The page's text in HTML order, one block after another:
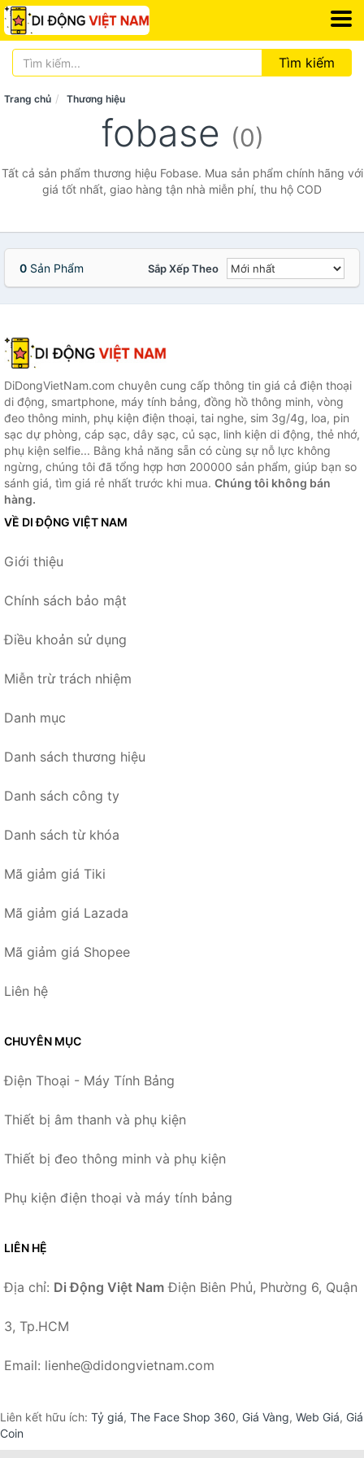
Tìm kiếm
Trang chủ Thương hiệu
fobase (0)
Tất cả sản phẩm thương hiệu Fobase. Mua sản phẩm chính hãng với
giá tốt nhất, giao hàng tận nhà miễn phí, thu hộ COD
0 Sản Phẩm Sắp Xếp Theo
DiDongVietNam.com chuyên cung cấp thông tin giá cả điện thoại
di động, smartphone, máy tính bảng, đồng hồ thông minh, vòng
đeo thông minh, phụ kiện điện thoại, tai nghe, sim 3g/4g, loa, pin
sạc dự phòng, cáp sạc, dây sạc, củ sạc, linh kiện di động, thẻ nhớ,
phụ kiện selfie... Bằng khả năng sẵn có cùng sự nỗ lực không
ngừng, chúng tôi đã tổng hợp hơn 200000 sản phẩm, giúp bạn so
sánh giá, tìm giá rẻ nhất trước khi mua. Chúng tôi không bán
hàng.
VỀ DI ĐỘNG VIỆT NAM
Giới thiệu
Chính sách bảo mật
Điều khoản sử dụng
Miễn trừ trách nhiệm
Danh mục
Danh sách thương hiệu
Danh sách công ty
Danh sách từ khóa
Mã giảm giá Tiki
Mã giảm giá Lazada
Mã giảm giá Shopee
Liên hệ
CHUYÊN MỤC
Điện Thoại - Máy Tính Bảng
Thiết bị âm thanh và phụ kiện
Thiết bị đeo thông minh và phụ kiện
Phụ kiện điện thoại và máy tính bảng
LIÊN HỆ
Địa chỉ: Di Động Việt Nam Điện Biên Phủ, Phường 6, Quận
3, Tp.HCM
Email: lienhe@didongvietnam.com
Liên kết hữu ích: Tỷ giá, The Face Shop 360, Giá Vàng, Web Giá, Giá
Coin